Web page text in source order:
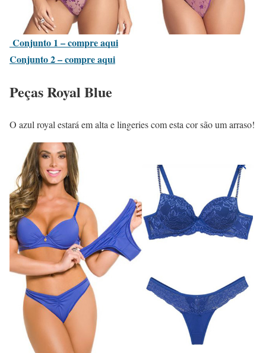
Conjunto 1 – compre aqui
Conjunto 2 – compre aqui
Peças Royal Blue
O azul royal estará em alta e lingeries com esta cor são um arraso!